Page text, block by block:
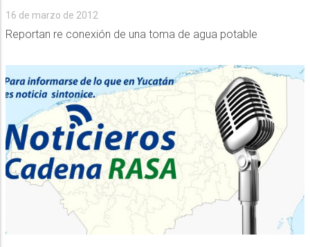
16 de marzo de 2012
Reportan re conexión de una toma de agua potable